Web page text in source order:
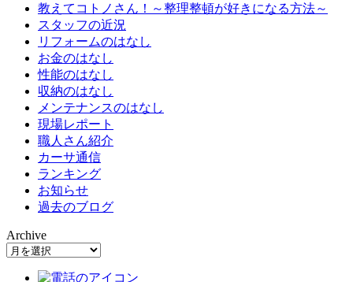
教えてコトノさん！～整理整頓が好きになる方法～
スタッフの近況
リフォームのはなし
お金のはなし
性能のはなし
収納のはなし
メンテナンスのはなし
現場レポート
職人さん紹介
カーサ通信
ランキング
お知らせ
過去のブログ
Archive